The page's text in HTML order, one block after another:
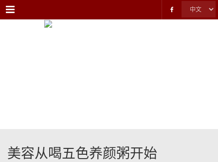
Menu
美容从喝五色养颜粥开始